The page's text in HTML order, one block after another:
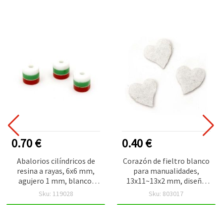
0.70 €
Abalorios cilíndricos de
resina a rayas, 6x6 mm,
agujero 1 mm, blanco,
verde y rojo - 20 piezas
Sku: 119028
0.40 €
Corazón de fieltro blanco
para manualidades,
13x11~13x2 mm, diseño
delicado de corte láser –
Sku: 803017